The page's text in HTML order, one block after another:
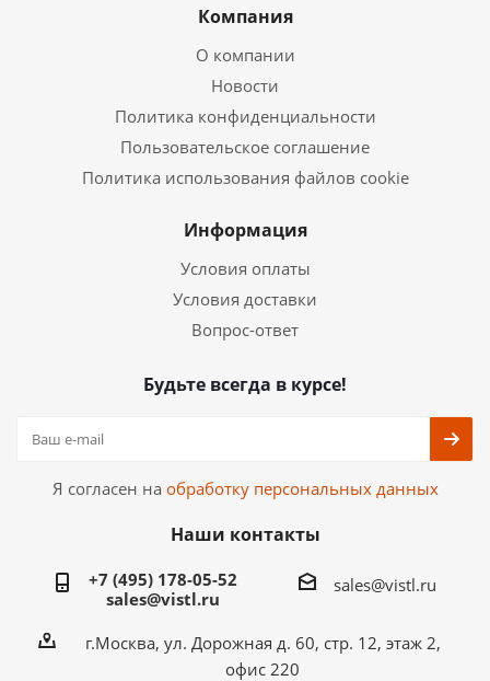
Компания
О компании
Новости
Политика конфиденциальности
Пользовательское соглашение
Политика использования файлов cookie
Информация
Условия оплаты
Условия доставки
Вопрос-ответ
Будьте всегда в курсе!
Я согласен на обработку персональных данных
Наши контакты
+7 (495) 178-05-52
sales@vistl.ru
sales@vistl.ru
г.Москва, ул. Дорожная д. 60, стр. 12, этаж 2,
офис 220